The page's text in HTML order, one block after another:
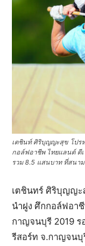
เตชินท์ ศิริบุญญะสุข โปร
กอล์ฟอาชีพ ไทยแลนด์ ดีเ
รวม 8.5 แสนบาท ที่สนา
เตชินทร์ ศิริบุญญะ
นำฝูง ศึกกอล์ฟอา
กาญจนบุรี 2019
รีสอร์ท จ.กาญจนบุ